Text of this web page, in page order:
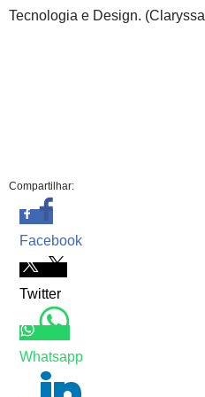
Tecnologia e Design.
Compartilhar:
Facebook
Twitter
Whatsapp